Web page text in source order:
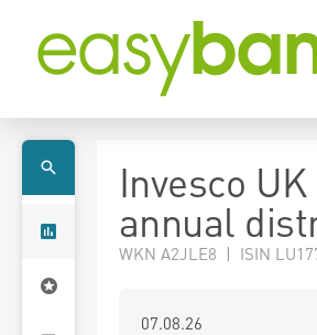
Invesco
annual
WKN A2JLE8 | ISIN
07.08.26